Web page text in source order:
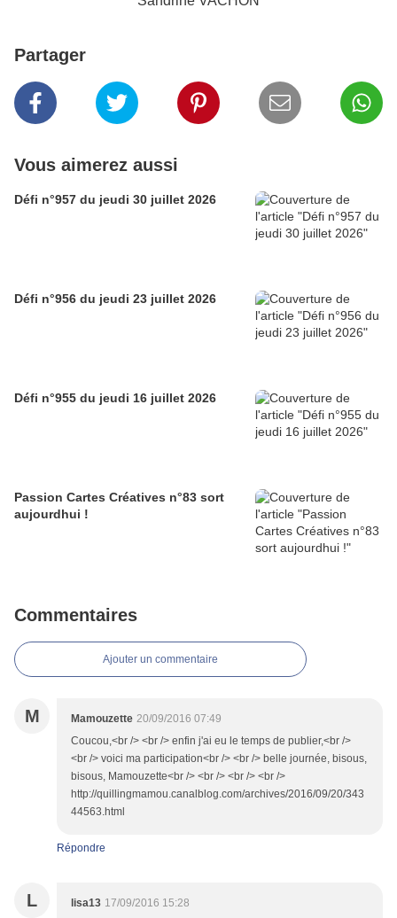
Partager
Vous aimerez aussi
Défi n°957 du jeudi 30 juillet 2026
Défi n°956 du jeudi 23 juillet 2026
Défi n°955 du jeudi 16 juillet 2026
Passion Cartes Créatives n°83 sort
aujourdhui !
Commentaires
Ajouter un commentaire
M Mamouzette 20/09/2016 07:49
Coucou,<br /> <br /> enfin j'ai eu le temps de publier,<br />
<br /> voici ma participation<br /> <br /> belle journée, bisous,
bisous, Mamouzette<br /> <br /> <br /> <br />
http://quillingmamou.canalblog.com/archives/2016/09/20/343
44563.html
Répondre
L lisa13 17/09/2016 15:28